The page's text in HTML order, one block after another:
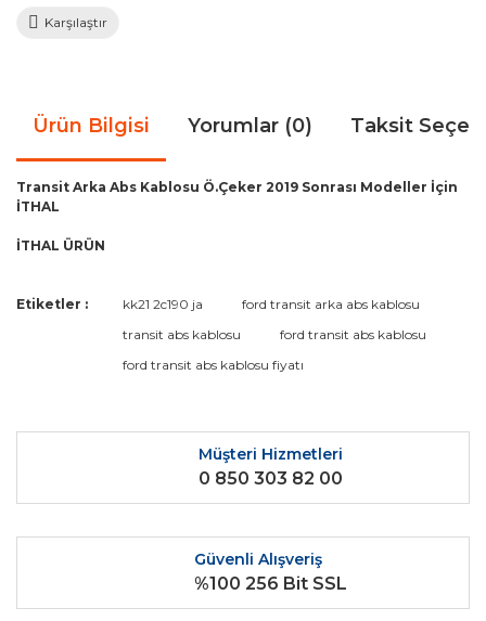
Karşılaştır
Ürün Bilgisi Yorumlar (0) Taksit
Transit Arka Abs Kablosu Ö.Çeker 2019 Sonrası Modeller İçin
İTHAL
İTHAL ÜRÜN
Bu ürüne ilk yorumu siz yapın!
Bu ürünün fiyat bilgisi, resim, ürün açıklamalarında ve diğer
kullanarak tarafımıza iletebilirsiniz.
Görüş ve önerileriniz için teşekkür ederiz.
Ürün açıklamasında eksik bilgiler bulunuyor.
Ürün bilgilerinde hatalar bulunuyor.
Ürün fiyatı diğer sitelerden daha pahalı.
Bu ürüne benzer farklı alternatifler olmalı.
Etiketler : kk21 2c190 ja
ford transit arka abs kablosu
transit abs kablosu
ford transit abs kablosu
ford transit abs kablosu fiyatı
Müşteri Hizmetleri
0 850 303 82 00
Güvenli Alışveriş
%100 256 Bit SSL